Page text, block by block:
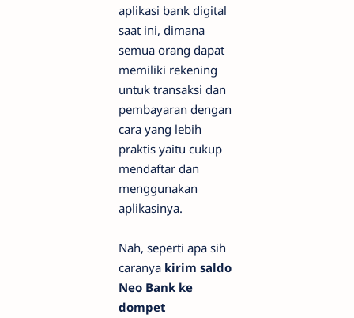
aplikasi bank digital
saat ini, dimana
semua orang dapat
memiliki rekening
untuk transaksi dan
pembayaran dengan
cara yang lebih
praktis yaitu cukup
mendaftar dan
menggunakan
aplikasinya.
Nah, seperti apa sih
caranya kirim saldo
Neo Bank ke
dompet